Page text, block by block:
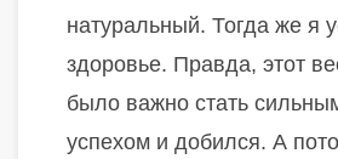
натуральный. Тогда же я
здоровье. Правда, этот
было важно стать
успехом и добился. А